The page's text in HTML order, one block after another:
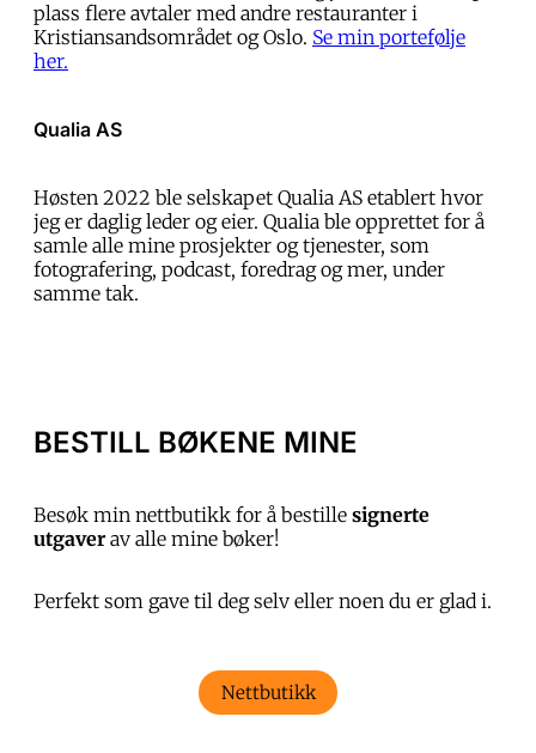
plass flere avtaler med andre restauranter i
Kristiansandsområdet og Oslo. Se min portefølje
her.
Qualia AS
Høsten 2022 ble selskapet Qualia AS etablert hvor
jeg er daglig leder og eier. Qualia ble opprettet for å
samle alle mine prosjekter og tjenester, som
fotografering, podcast, foredrag og mer, under
samme tak.
BESTILL BØKENE MINE
Besøk min nettbutikk for å bestille signerte
utgaverav alle mine bøker!
Perfekt som gave til deg selv eller noen du er glad i.
Nettbutikk